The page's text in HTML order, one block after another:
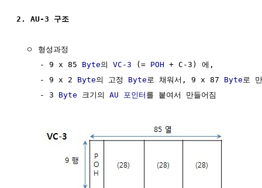
2. AU-3 구조
  ㅇ 형성과정
     - 9 x 85
Byte의 VC-3 (= POH + C-3) 에,
     - 9 x 2
Byte의 고정 Byte 로 채워서, 9 x 87 Byte 로
     - 3
Byte 크기의 AU 포인터 를 붙여서 만들어짐